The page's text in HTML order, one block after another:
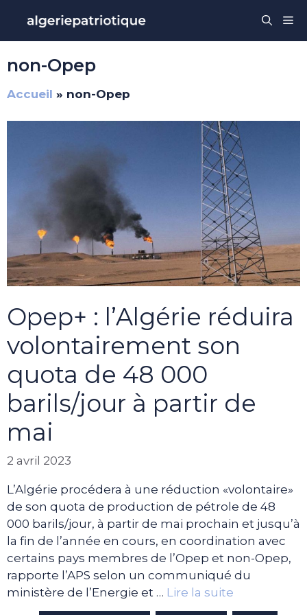
contenu
non-Opep
Accueil » non-Opep
Opep+ : l’Algérie réduira
volontairement son
quota de 48 000
barils/jour à partir de
mai
2 avril 2023
L’Algérie procédera à une réduction «volontaire»
de son quota de production de pétrole de 48
000 barils/jour, à partir de mai prochain et jusqu’à
la fin de l’année en cours, en coordination avec
certains pays membres de l’Opep et non-Opep,
rapporte l’APS selon un communiqué du
ministère de l’Energie et … Lire la suite